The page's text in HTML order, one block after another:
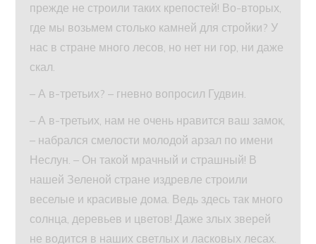
прежде не строили таких крепостей! Во-вторых,
где мы возьмем столько камней для стройки? У
нас в стране много лесов, но нет ни гор, ни даже
скал.
– А в-третьих? – гневно вопросил Гудвин.
– А в-третьих, нам не очень нравится ваш замок,
– набрался смелости молодой арзал по имени
Неслун. – Он такой мрачный и страшный! В
нашей Зеленой стране издревле строили
веселые и красивые дома. Ведь здесь так много
солнца, деревьев и цветов! Даже злых зверей
не водится в наших светлых и ласковых лесах.